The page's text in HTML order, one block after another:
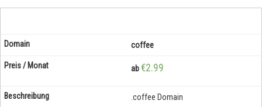
coffee
ab€2.99
.coffee Domain